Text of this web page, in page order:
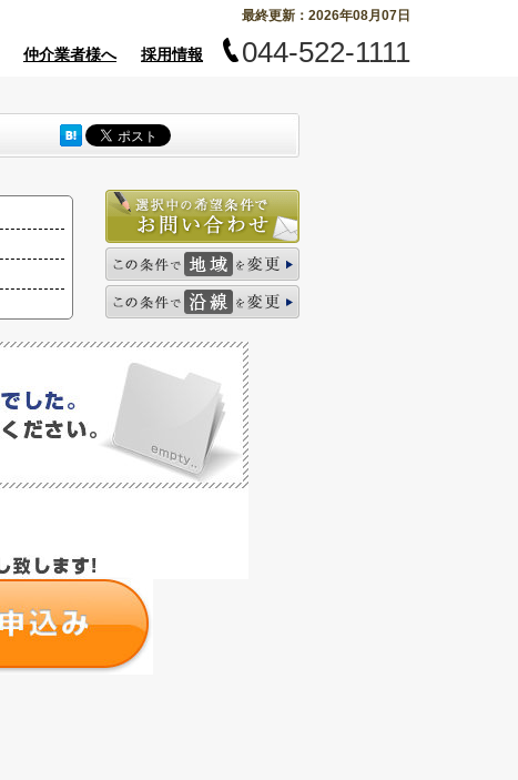
最終更新：2026年08月07日
仲介業者様へ 採用情報 044-522-1111